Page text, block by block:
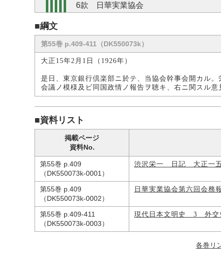
6款 日華実業協会
■綱文
第55巻 p.409-411（DK550073k）
大正15年2月1日（1926年）
是日、東京銀行倶楽部ニ於テ、当協会幹事会開カル
会議ノ模様及ビ同国政情ノ報告ヲ聴キ、右ニ関スル意
■資料リスト
掲載ページ
資料No.
第55巻 p.409
（DK550073k-0001）
渋沢栄一 日記 大正一
第55巻 p.409
（DK550073k-0002）
日華実業協会第六回会
第55巻 p.409-411
（DK550073k-0003）
現代日本文明史 3 外交
各巻リ